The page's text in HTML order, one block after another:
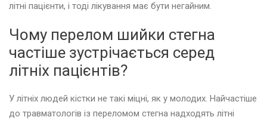
літні пацієнти, і тоді лікування має бути негайним.
Чому перелом шийки стегна
частіше зустрічається серед
літніх пацієнтів?
У літніх людей кістки не такі міцні, як у молодих. Найчастіше
до травматологів із переломом стегна надходять літні